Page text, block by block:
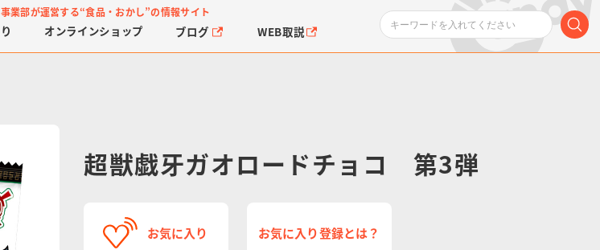
業部が運営する“食品・おかし”の情報サイト
ス
プリキュアシリーズ
チョコサプ
スクエアシール
オンラインショップ ブログ WEB取説
超獣戯牙ガオロードチョコ 第3弾
お気に入り お気に入り登録とは？